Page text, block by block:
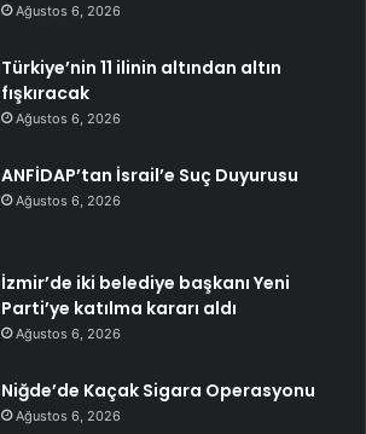
Ağustos 6, 2026
Türkiye’nin 11 ilinin altından altın
fışkıracak
Ağustos 6, 2026
ANFİDAP’tan İsrail’e Suç Duyurusu
Ağustos 6, 2026
İzmir’de iki belediye başkanı Yeni
Parti’ye katılma kararı aldı
Ağustos 6, 2026
Niğde’de Kaçak Sigara Operasyonu
Ağustos 6, 2026